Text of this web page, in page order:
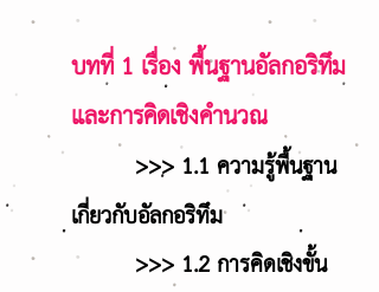
บทที่ 1 เรื่อง พื้นฐานอัลกอริทึม
และการคิดเชิงคำนวณ
>>> 1.1 ความรู้พื้นฐาน
เกี่ยวกับอัลกอริทึม
>>> 1.2 การคิดเชิงขั้น